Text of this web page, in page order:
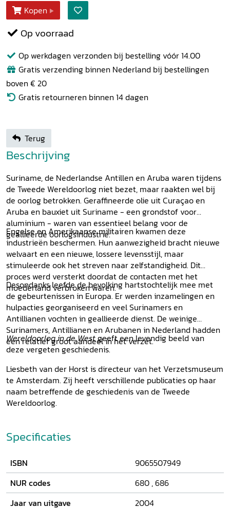
Kopen
Op voorraad
Op werkdagen verzonden bij bestelling vóór 14.00
Gratis verzending binnen Nederland bij bestellingen
boven € 20
Gratis retourneren binnen 14 dagen
Terug
Beschrijving
Suriname, de Nederlandse Antillen en Aruba waren tijdens
de Tweede Wereldoorlog niet bezet, maar raakten wel bij
de oorlog betrokken. Geraffineerde olie uit Curaçao en
Aruba en bauxiet uit Suriname - een grondstof voor
aluminium - waren van essentieel belang voor de
geallieerde oorlogsindustrie.
Engelse en Amerikaanse militairen kwamen deze
industrieën beschermen. Hun aanwezigheid bracht nieuwe
welvaart en een nieuwe, lossere levensstijl, maar
stimuleerde ook het streven naar zelfstandigheid. Dit
proces werd versterkt doordat de contacten met het
moederland verbroken waren.
Desondanks leefde de bevolking hartstochtelijk mee met
de gebeurtenissen in Europa. Er werden inzamelingen en
hulpacties georganiseerd en veel Surinamers en
Antillianen vochten in geallieerde dienst. De weinige
Surinamers, Antillianen en Arubanen in Nederland hadden
een relatief groot aandeel in het verzet.
Wereldoorlog in de Westgeeft een levendig beeld van
deze vergeten geschiedenis.
Liesbeth van der Horst is directeur van het Verzetsmuseum
te Amsterdam. Zij heeft verschillende publicaties op haar
naam betreffende de geschiedenis van de Tweede
Wereldoorlog.
Specificaties
ISBN
9065507949
NUR codes
680 ,686
Jaar van uitgave
2004